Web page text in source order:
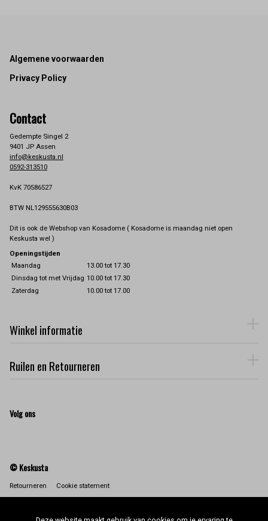
Footer
Algemene voorwaarden
Privacy Policy
Contact
Gedempte Singel 2
9401 JP Assen
info@keskusta.nl
0592-313510
KvK 70586527
BTW NL129555630B03
Dit is ook de Webshop van Kosadome ( Kosadome is maandag niet open
Keskusta wel )
Openingstijden
Maandag
13.00 tot 17.30
Dinsdag tot met Vrijdag 10.00 tot 17.30
Zaterdag
10.00 tot 17.00
Winkel informatie
Ruilen en Retourneren
Volg ons
© Keskusta
Retourneren Cookie statement